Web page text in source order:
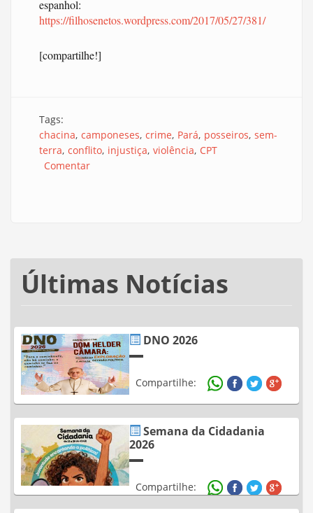
espanhol:
https://filhosenetos.wordpress.com/2017/05/27/381/
[compartilhe!]
Tags:
chacina camponeses crime Pará posseiros sem-
terra conflito injustiça violência CPT
Comentar
Últimas Notícias
DNO 2026
Compartilhe:
Semana da Cidadania
2026
Compartilhe: